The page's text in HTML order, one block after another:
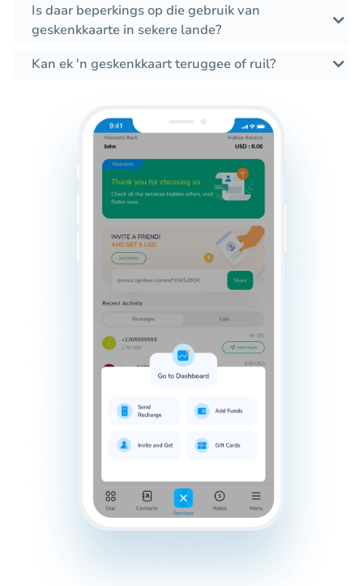
Is daar beperkings op die gebruik van
geskenkkaarte in sekere lande?
Kan ek 'n geskenkkaart teruggee of ruil?